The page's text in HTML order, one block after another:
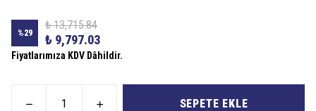
%29
₺ 13,715.84
₺ 9,797.03
Fiyatlarımıza KDV Dâhildir.
SEPETE EKLE